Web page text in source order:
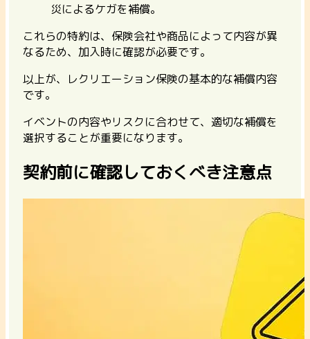
災によるケガを補償。
これらの特約は、 保険会社や商品によって内容が異
なるため、加入時に確認が必要です。
以上が、レクリエーション保険の基本的な補償内容
です。
イベントの内容やリスクに合わせて、適切な補償を
選択することが重要になります。
契約前に確認しておくべき注意点